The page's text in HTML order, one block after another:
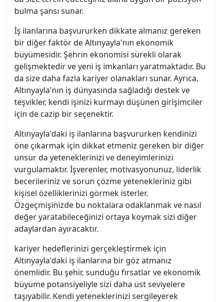
bulma şansı sunar.
İş ilanlarına başvururken dikkate almanız gereken
bir diğer faktör de Altınyayla'nın ekonomik
büyümesidir. Şehrin ekonomisi sürekli olarak
gelişmektedir ve yeni iş imkanları yaratmaktadır. Bu
da size daha fazla kariyer olanakları sunar. Ayrıca,
Altınyayla'nın iş dünyasında sağladığı destek ve
teşvikler, kendi işinizi kurmayı düşünen girişimciler
için de cazip bir seçenektir.
Altınyayla'daki iş ilanlarına başvururken kendinizi
öne çıkarmak için dikkat etmeniz gereken bir diğer
unsur da yeteneklerinizi ve deneyimlerinizi
vurgulamaktır. İşverenler, motivasyonunuz, liderlik
becerileriniz ve sorun çözme yetenekleriniz gibi
kişisel özelliklerinizi görmek isterler.
Özgeçmişinizde bu noktalara odaklanmak ve nasıl
değer yaratabileceğinizi ortaya koymak sizi diğer
adaylardan ayıracaktır.
kariyer hedeflerinizi gerçekleştirmek için
Altınyayla'daki iş ilanlarına bir göz atmanız
önemlidir. Bu şehir, sunduğu fırsatlar ve ekonomik
büyüme potansiyeliyle sizi daha üst seviyelere
taşıyabilir. Kendi yeteneklerinizi sergileyerek